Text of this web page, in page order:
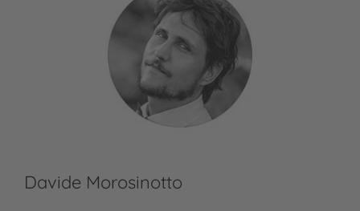
Davide Morosinotto